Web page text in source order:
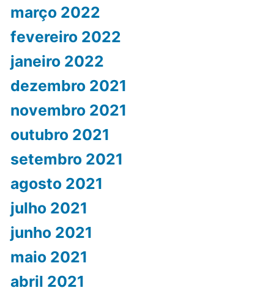
março 2022
fevereiro 2022
janeiro 2022
dezembro 2021
novembro 2021
outubro 2021
setembro 2021
agosto 2021
julho 2021
junho 2021
maio 2021
abril 2021